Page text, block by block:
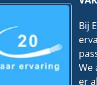
Bij
We
er